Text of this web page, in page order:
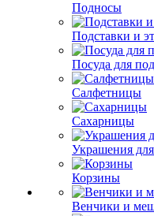
Подносы
Подставки и
Посуда для
Салфетницы
Сахарницы
Украшения для
Корзины
Венчики и